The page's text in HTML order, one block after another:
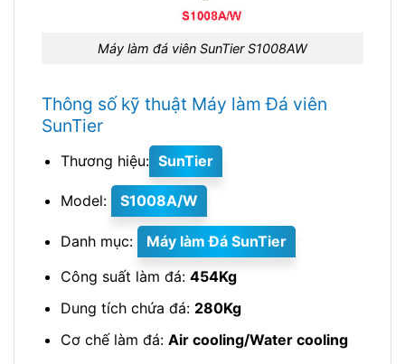
Máy làm đá viên SunTier S1008AW
Thông số kỹ thuật Máy làm Đá viên
SunTier
Thương hiệu: SunTier
Model: S1008A/W
Danh mục:
Máy làm Đá SunTier
Công suất làm đá: 454Kg
Dung tích chứa đá: 280Kg
Cơ chế làm đá: Air cooling/Water cooling